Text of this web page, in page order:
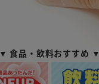
▼ 食品・飲料おすすめ ▼